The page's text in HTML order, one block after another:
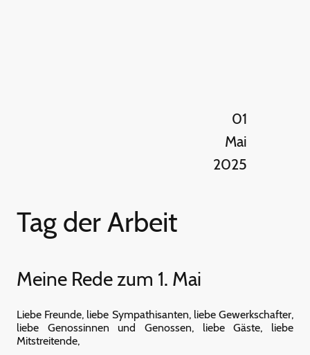
01
Mai
2025
Tag der Arbeit
Meine Rede zum 1. Mai
Liebe Freunde, liebe Sympathisanten, liebe Gewerkschafter,
liebe Genossinnen und Genossen, liebe Gäste, liebe
Mitstreitende,